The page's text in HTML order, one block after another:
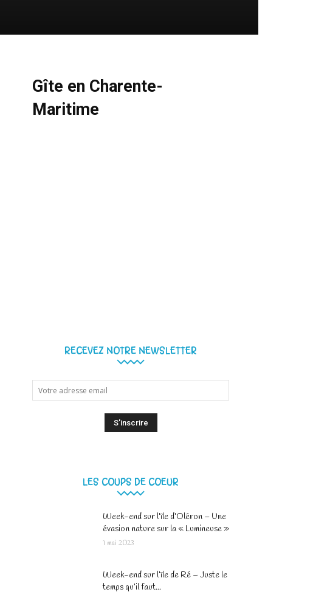
Gîte en Charente-
Maritime
RECEVEZ NOTRE NEWSLETTER
LES COUPS DE COEUR
Week-end sur l’île d’Oléron – Une
évasion nature sur la « Lumineuse »
1 mai 2023
Week-end sur l’île de Ré – Juste le
temps qu’il faut...